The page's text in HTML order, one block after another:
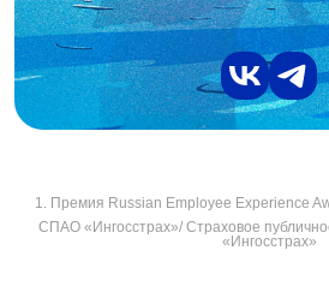
1. Премия Russian Employee Experience
СПАО «Ингосстрах»/ Страховое
«Ингосстрах»